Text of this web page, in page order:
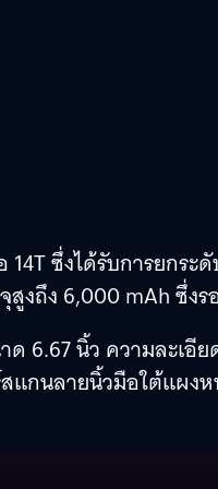
ซึ่งได้รับการยกระ
ถึง 6,000 mAh ซึ่งร
6.67 นิ้ว ความละเอี
แกนลายนิ้วมือใต้แผ